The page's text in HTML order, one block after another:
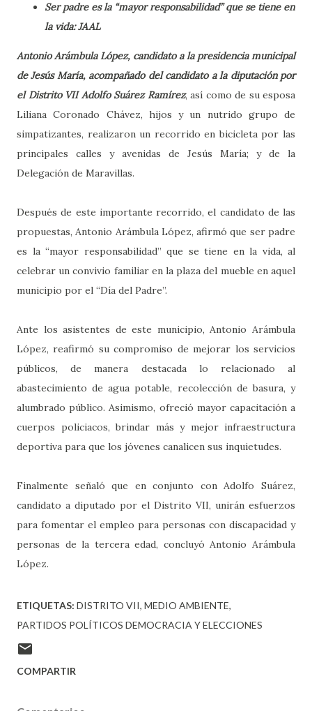
Ser padre es la “mayor responsabilidad” que se tiene en
la vida: JAAL
Antonio Arámbula López, candidato a la presidencia municipal
de Jesús María, acompañado del candidato a la diputación por
el Distrito VII Adolfo Suárez Ramírez, así como de su esposa
Liliana Coronado Chávez, hijos y un nutrido grupo de
simpatizantes, realizaron un recorrido en bicicleta por las
principales calles y avenidas de Jesús María; y de la
Delegación de Maravillas.
Después de este importante recorrido, el candidato de las
propuestas, Antonio Arámbula López, afirmó que ser padre
es la “mayor responsabilidad” que se tiene en la vida, al
celebrar un convivio familiar en la plaza del mueble en aquel
municipio por el “Día del Padre”.
Ante los asistentes de este municipio, Antonio Arámbula
López, reafirmó su compromiso de mejorar los servicios
públicos, de manera destacada lo relacionado al
abastecimiento de agua potable, recolección de basura, y
alumbrado público. Asimismo, ofreció mayor capacitación a
cuerpos policiacos, brindar más y mejor infraestructura
deportiva para que los jóvenes canalicen sus inquietudes.
Finalmente señaló que en conjunto con Adolfo Suárez,
candidato a diputado por el Distrito VII, unirán esfuerzos
para fomentar el empleo para personas con discapacidad y
personas de la tercera edad, concluyó Antonio Arámbula
López.
ETIQUETAS: DISTRITO VII MEDIO AMBIENTE
PARTIDOS POLÍTICOS DEMOCRACIA Y ELECCIONES
COMPARTIR